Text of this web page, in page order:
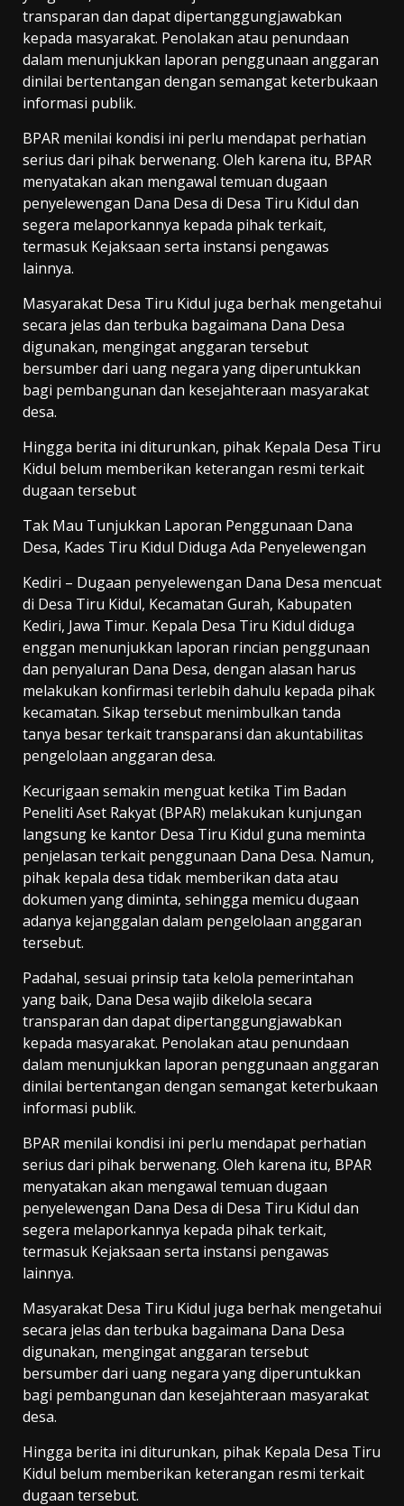
transparan dan dapat dipertanggungjawabkan
kepada masyarakat. Penolakan atau penundaan
dalam menunjukkan laporan penggunaan anggaran
dinilai bertentangan dengan semangat keterbukaan
informasi publik.
BPAR menilai kondisi ini perlu mendapat perhatian
serius dari pihak berwenang. Oleh karena itu, BPAR
menyatakan akan mengawal temuan dugaan
penyelewengan Dana Desa di Desa Tiru Kidul dan
segera melaporkannya kepada pihak terkait,
termasuk Kejaksaan serta instansi pengawas
lainnya.
Masyarakat Desa Tiru Kidul juga berhak mengetahui
secara jelas dan terbuka bagaimana Dana Desa
digunakan, mengingat anggaran tersebut
bersumber dari uang negara yang diperuntukkan
bagi pembangunan dan kesejahteraan masyarakat
desa.
Hingga berita ini diturunkan, pihak Kepala Desa Tiru
Kidul belum memberikan keterangan resmi terkait
dugaan tersebut
Tak Mau Tunjukkan Laporan Penggunaan Dana
Desa, Kades Tiru Kidul Diduga Ada Penyelewengan
Kediri – Dugaan penyelewengan Dana Desa mencuat
di Desa Tiru Kidul, Kecamatan Gurah, Kabupaten
Kediri, Jawa Timur. Kepala Desa Tiru Kidul diduga
enggan menunjukkan laporan rincian penggunaan
dan penyaluran Dana Desa, dengan alasan harus
melakukan konfirmasi terlebih dahulu kepada pihak
kecamatan. Sikap tersebut menimbulkan tanda
tanya besar terkait transparansi dan akuntabilitas
pengelolaan anggaran desa.
Kecurigaan semakin menguat ketika Tim Badan
Peneliti Aset Rakyat (BPAR) melakukan kunjungan
langsung ke kantor Desa Tiru Kidul guna meminta
penjelasan terkait penggunaan Dana Desa. Namun,
pihak kepala desa tidak memberikan data atau
dokumen yang diminta, sehingga memicu dugaan
adanya kejanggalan dalam pengelolaan anggaran
tersebut.
Padahal, sesuai prinsip tata kelola pemerintahan
yang baik, Dana Desa wajib dikelola secara
transparan dan dapat dipertanggungjawabkan
kepada masyarakat. Penolakan atau penundaan
dalam menunjukkan laporan penggunaan anggaran
dinilai bertentangan dengan semangat keterbukaan
informasi publik.
BPAR menilai kondisi ini perlu mendapat perhatian
serius dari pihak berwenang. Oleh karena itu, BPAR
menyatakan akan mengawal temuan dugaan
penyelewengan Dana Desa di Desa Tiru Kidul dan
segera melaporkannya kepada pihak terkait,
termasuk Kejaksaan serta instansi pengawas
lainnya.
Masyarakat Desa Tiru Kidul juga berhak mengetahui
secara jelas dan terbuka bagaimana Dana Desa
digunakan, mengingat anggaran tersebut
bersumber dari uang negara yang diperuntukkan
bagi pembangunan dan kesejahteraan masyarakat
desa.
Hingga berita ini diturunkan, pihak Kepala Desa Tiru
Kidul belum memberikan keterangan resmi terkait
dugaan tersebut.